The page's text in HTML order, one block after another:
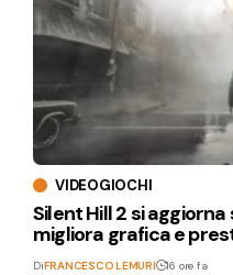
VIDEOGIOCHI
Silent Hill 2 si aggiorna
migliora grafica e
DiFRANCESCO LEMURI 16 ore fa